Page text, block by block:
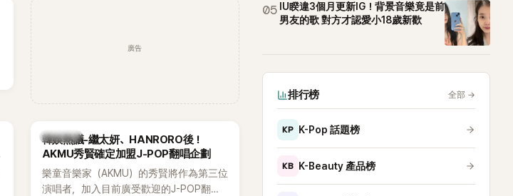
廣告
熱議討論
韓娛熱議-繼太妍、HANRORO後！
AKMU秀賢確定加盟J-POP翻唱企劃
樂童音樂家（AKMU）的秀賢將作為第三位
演唱者，加入目前廣受歡迎的J-POP翻唱
05 IU睽違3個月更新IG！背景音樂竟是前
男友的歌 對方才認愛小18歲新歡
排行榜 全部 →
KP K-Pop 話題榜
KB K-Beauty 產品榜